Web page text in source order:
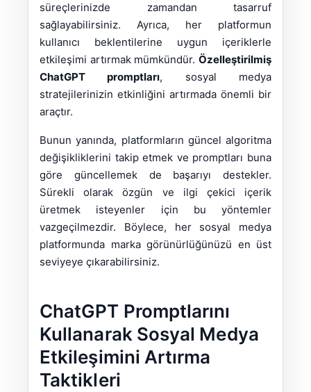
süreçlerinizde zamandan tasarruf
sağlayabilirsiniz. Ayrıca, her platformun
kullanıcı beklentilerine uygun içeriklerle
etkileşimi artırmak mümkündür. Özelleştirilmiş
ChatGPT promptları, sosyal medya
stratejilerinizin etkinliğini artırmada önemli bir
araçtır.
Bunun yanında, platformların güncel algoritma
değişikliklerini takip etmek ve promptları buna
göre güncellemek de başarıyı destekler.
Sürekli olarak özgün ve ilgi çekici içerik
üretmek isteyenler için bu yöntemler
vazgeçilmezdir. Böylece, her sosyal medya
platformunda marka görünürlüğünüzü en üst
seviyeye çıkarabilirsiniz.
ChatGPT Promptlarını
Kullanarak Sosyal Medya
Etkileşimini Artırma
Taktikleri